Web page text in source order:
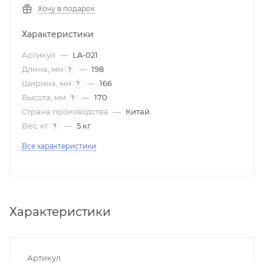
Хочу в подарок
Характеристики
Артикул — LA-021
Длина, мм
? — 198
Ширина, мм
? — 166
Высота, мм
? — 170
Страна производства — Китай
Вес, кг ? — 5 кг
Все характеристики
Характеристики
Артикул